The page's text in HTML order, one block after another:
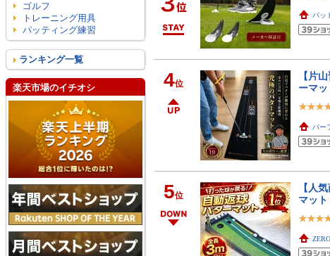
パッ
4位
【片
ーマ
パー
5位
【人
マッ
ゴルフ
トレーニング用具
パッティング練習
ランキング一覧
楽天市場のイチオシ